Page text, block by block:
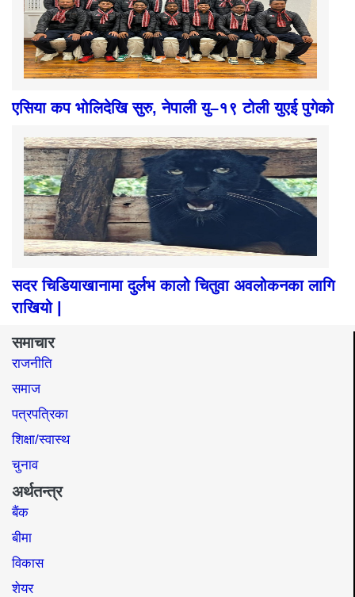
एसिया कप भोलिदेखि सुरु, नेपाली यु–१९ टोली युएई पुगेको
सदर चिडियाखानामा दुर्लभ कालो चितुवा अवलोकनका लागि
राखियो |
समाचार
राजनीति
समाज​
पत्रपत्रिका
शिक्षा/स्वास्थ
चुनाव
अर्थतन्त्र
बैंक
बीमा
विकास
शेयर